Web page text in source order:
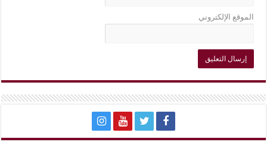
الموقع الإلكتروني